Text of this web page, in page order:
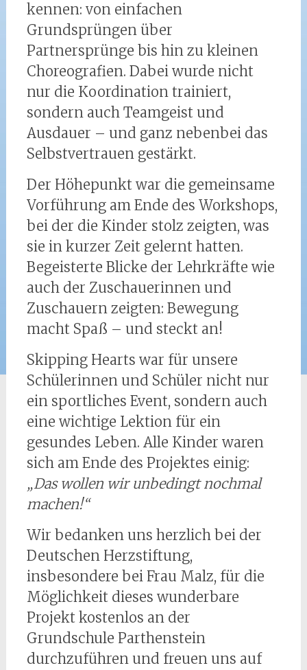
kennen: von einfachen
Grundsprüngen über
Partnersprünge bis hin zu kleinen
Choreografien. Dabei wurde nicht
nur die Koordination trainiert,
sondern auch Teamgeist und
Ausdauer – und ganz nebenbei das
Selbstvertrauen gestärkt.
Der Höhepunkt war die gemeinsame
Vorführung am Ende des Workshops,
bei der die Kinder stolz zeigten, was
sie in kurzer Zeit gelernt hatten.
Begeisterte Blicke der Lehrkräfte wie
auch der Zuschauerinnen und
Zuschauern zeigten: Bewegung
macht Spaß – und steckt an!
Skipping Hearts war für unsere
Schülerinnen und Schüler nicht nur
ein sportliches Event, sondern auch
eine wichtige Lektion für ein
gesundes Leben. Alle Kinder waren
sich am Ende des Projektes einig:
„Das wollen wir unbedingt nochmal
machen!“
Wir bedanken uns herzlich bei der
Deutschen Herzstiftung,
insbesondere bei Frau Malz, für die
Möglichkeit dieses wunderbare
Projekt kostenlos an der
Grundschule Parthenstein
durchzuführen und freuen uns auf